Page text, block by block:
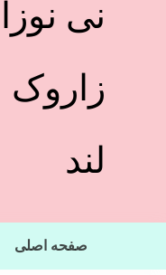
صفحه اصلی